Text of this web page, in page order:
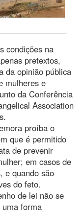
condições na
pretextos,
da opinião pública
mulheres e
da Conferência
Association
proíba o
que é permitido
de prevenir
em casos de
e quando são
do feto.
de lei não se
forma